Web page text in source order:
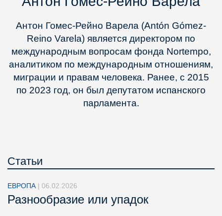
Антон Гомес-Рейно Варела (Antón Gómez-
Reino Varela) является директором по
международным вопросам фонда Nortempo,
аналитиком по международным отношениям,
миграции и правам человека. Ранее, с 2015
по 2023 год, он был депутатом испанского
парламента.
Статьи
ЕВРОПА | 06.02.2026
Разнообразие или упадок